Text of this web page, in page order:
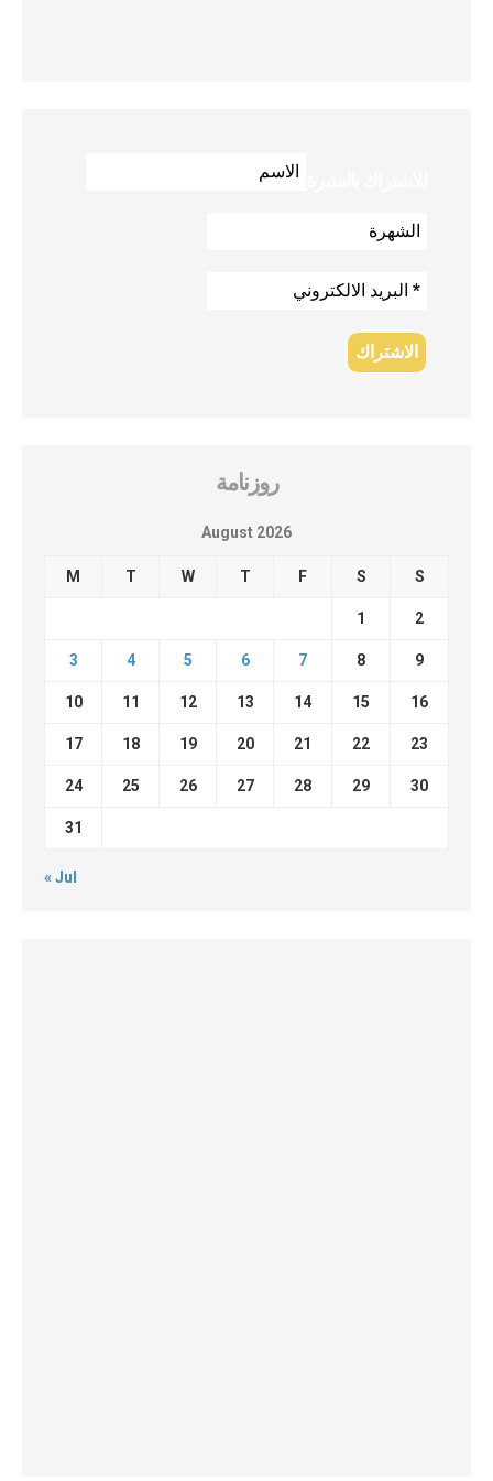
روزنامة
August 2026
M T W T F S S
1 2
3 4 5 6 7 8 9
10 11 12 13 14 15 16
17 18 19 20 21 22 23
24 25 26 27 28 29 30
31
« Jul